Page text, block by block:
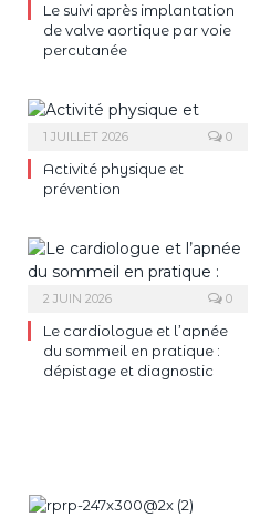
Le suivi après implantation
de valve aortique par voie
percutanée
1 JUILLET 2026 0
Activité physique et
prévention
2 JUIN 2026 0
Le cardiologue et l’apnée
du sommeil en pratique :
dépistage et diagnostic